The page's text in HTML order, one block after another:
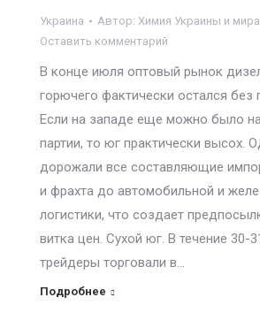
Украина Автор: Химия Украины и мира
Оставить комментарий
В конце июля оптовый рынок
горючего фактически остался без
Если на западе еще можно было
партии, то юг практически высох.
дорожали все составляющие
и фрахта до автомобильной и
логистики, что создает
витка цен. Сухой юг. В течение 30-
трейдеры торговали в…
Подробнее